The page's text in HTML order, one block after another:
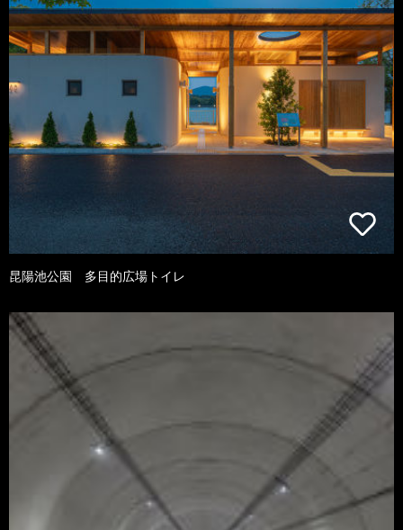
昆陽池公園 多目的広場トイレ